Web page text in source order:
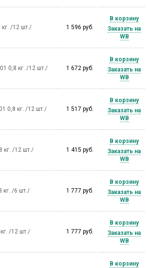
/12 шт./ 1 596 руб.
В корзину
Заказать на
WB
0,8 кг. /12 шт./ 1 672 руб.
В корзину
Заказать на
WB
0,8 кг. /12 шт./ 1 517 руб.
В корзину
Заказать на
WB
кг. /12 шт./ 1 415 руб.
В корзину
Заказать на
WB
кг. /6 шт./ 1 777 руб.
В корзину
Заказать на
WB
/12 шт./ 1 777 руб.
В корзину
Заказать на
WB
В корзину